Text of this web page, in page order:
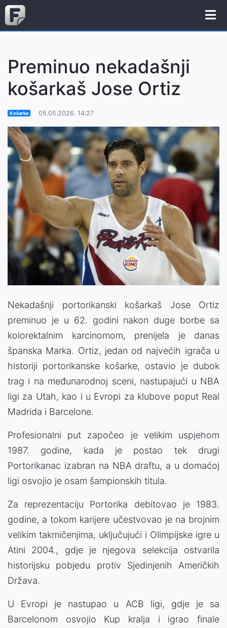
Preminuo nekadašnji
košarkaš Jose Ortiz
Košarka 05.05.2026. 14:27
Nekadašnji portorikanski košarkaš Jose Ortiz
preminuo je u 62. godini nakon duge borbe sa
kolorektalnim karcinomom, prenijela je danas
španska Marka. Ortiz, jedan od najvećih igrača u
historiji portorikanske košarke, ostavio je dubok
trag i na međunarodnoj sceni, nastupajući u NBA
ligi za Utah, kao i u Evropi za klubove poput Real
Madrida i Barcelone.
Profesionalni put započeo je velikim uspjehom
1987. godine, kada je postao tek drugi
Portorikanac izabran na NBA draftu, a u domaćoj
ligi osvojio je osam šampionskih titula.
Za reprezentaciju Portorika debitovao je 1983.
godine, a tokom karijere učestvovao je na brojnim
velikim takmičenjima, uključujući i Olimpijske igre u
Atini 2004., gdje je njegova selekcija ostvarila
historijsku pobjedu protiv Sjedinjenih Američkih
Država.
U Evropi je nastupao u ACB ligi, gdje je sa
Barcelonom osvojio Kup kralja i igrao finale